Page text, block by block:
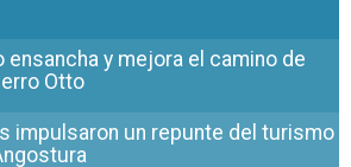
ensancha y mejora el camino de
Otto
impulsaron un repunte del turismo